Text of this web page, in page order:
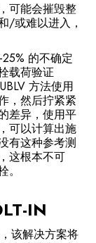
可能会摧毁整
/或难以进入，
的不确定
载荷验证
方法使用
，然后拧紧紧
差异，使用平
可以计算出施
有这种参考测
这根本不可
IN
该解决方案将